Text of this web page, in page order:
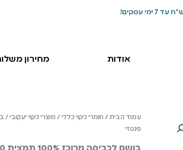
אודות מחירון
עמוד הבית / חומרי ניקוי כללי / מוצרי ניקוי יעקובי
פנטזי
כמות
של
לכביסה